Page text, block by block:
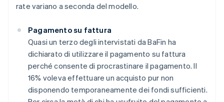
rate variano a seconda del modello.
Pagamento su fattura
Quasi un terzo degli intervistati da BaFin ha
dichiarato di utilizzare il pagamento su fattura
perché consente di procrastinare il pagamento. Il
16% voleva effettuare un acquisto pur non
disponendo temporaneamente dei fondi sufficienti.